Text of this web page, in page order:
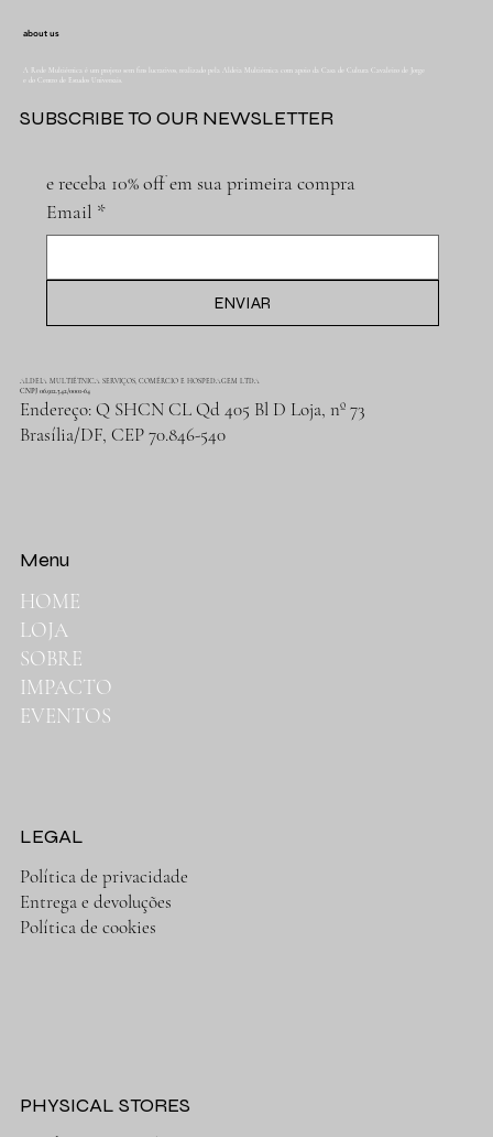
e receba 10% off em sua primeira compra
Email *
ENVIAR
A Rede Multiétnica é um projeto sem fins lucrativos, realizado pela Aldeia Multiétnica com apoio da Casa de Cultura Cavaleiro de Jorge
e do Centro de Estudos Universais.
SUBSCRIBE TO OUR NEWSLETTER
about us
ALDEIA MULTIÉTNICA SERVIÇOS, COMÉRCIO E HOSPEDAGEM LTDA
CNPJ 06.912.342/0001-64
Endereço: Q SHCN CL Qd 405 Bl D Loja, nº 73
Brasília/DF, CEP 70.846-540
HOME
LOJA
SOBRE
IMPACTO
EVENTOS
Menu
Política de privacidade
Entrega e devoluções
Política de cookies
LEGAL
PHYSICAL STORES